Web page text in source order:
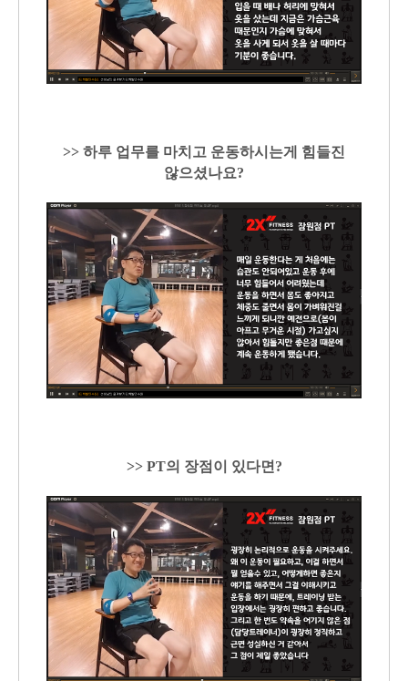
>> 하루 업무를 마치고 운동하시는게 힘들진
않으셨나요?
>> PT의 장점이 있다면?